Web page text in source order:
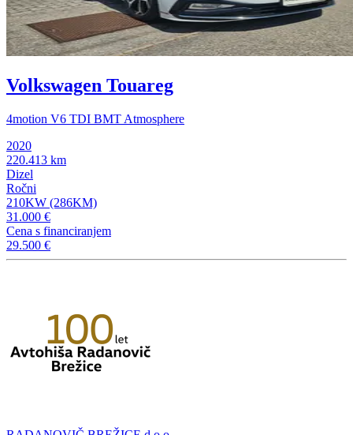
Volkswagen Touareg
4motion V6 TDI BMT Atmosphere
2020
220.413 km
Dizel
Ročni
210KW (286KM)
31.000 €
Cena s financiranjem
29.500 €